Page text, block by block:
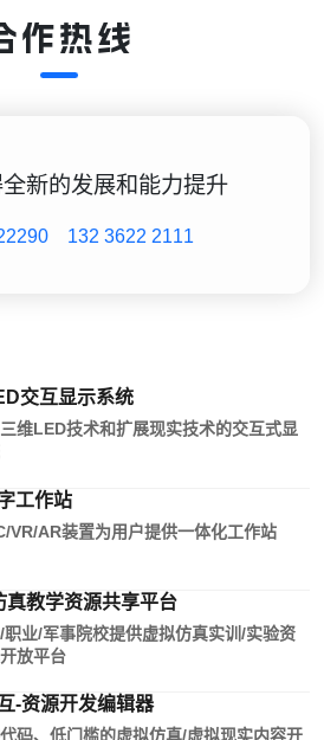
作热线
新的发展和能力提升
132 3622 2111
交互显示系统
维LED技术和扩展现实技术的交互式显
工作站
VR/AR装置为用户提供一体化工作站
真教学资源共享平台
职业/军事院校提供虚拟仿真实训/实验资
放平台
-资源开发编辑器
码、低门槛的虚拟仿真/虚拟现实内容开